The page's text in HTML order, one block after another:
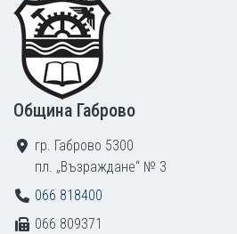
Община Габрово
гр. Габрово 5300
пл. „Възраждане“ № 3
066 818400
066 809371